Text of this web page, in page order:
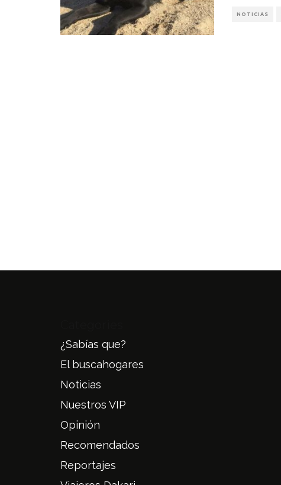
NOTICIAS
¿Sabías que?
El buscahogares
Noticias
Nuestros VIP
Opinión
Recomendados
Reportajes